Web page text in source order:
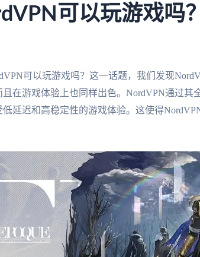
可以玩游戏吗
可以玩游戏吗？这一话题，我们发现
且在游戏体验上也同样出色。NordVPN通过
低延迟和高稳定性的游戏体验。这使得